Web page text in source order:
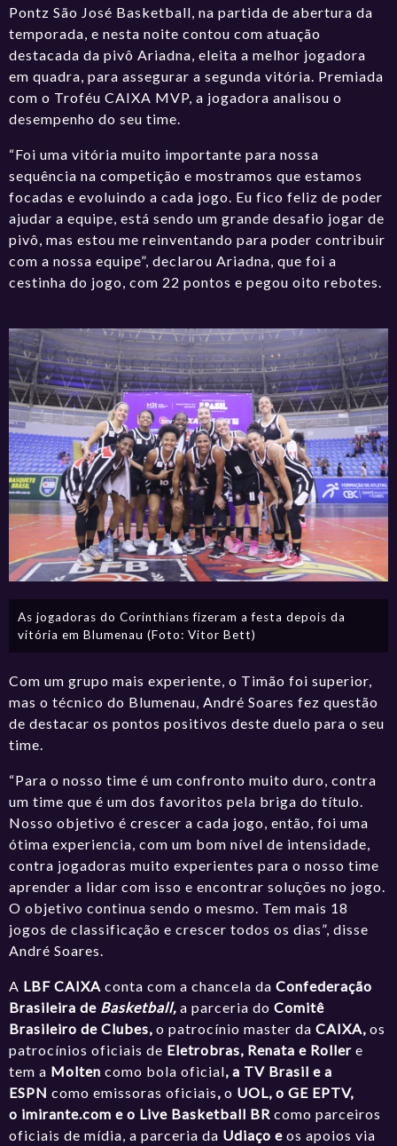
Pontz São José Basketball, na partida de abertura da
temporada, e nesta noite contou com atuação
destacada da pivô Ariadna, eleita a melhor jogadora
em quadra, para assegurar a segunda vitória. Premiada
com o Troféu CAIXA MVP, a jogadora analisou o
desempenho do seu time.
“Foi uma vitória muito importante para nossa
sequência na competição e mostramos que estamos
focadas e evoluindo a cada jogo. Eu fico feliz de poder
ajudar a equipe, está sendo um grande desafio jogar de
pivô, mas estou me reinventando para poder contribuir
com a nossa equipe”, declarou Ariadna, que foi a
cestinha do jogo, com 22 pontos e pegou oito rebotes.
As jogadoras do Corinthians fizeram a festa depois da
vitória em Blumenau (Foto: Vitor Bett)
Com um grupo mais experiente, o Timão foi superior,
mas o técnico do Blumenau, André Soares fez questão
de destacar os pontos positivos deste duelo para o seu
time.
“Para o nosso time é um confronto muito duro, contra
um time que é um dos favoritos pela briga do título.
Nosso objetivo é crescer a cada jogo, então, foi uma
ótima experiencia, com um bom nível de intensidade,
contra jogadoras muito experientes para o nosso time
aprender a lidar com isso e encontrar soluções no jogo.
O objetivo continua sendo o mesmo. Tem mais 18
jogos de classificação e crescer todos os dias”, disse
André Soares.
A LBF CAIXA conta com a chancela daConfederação
Brasileira de Basketball, a parceria doComitê
Brasileiro de Clubes,o patrocínio master daCAIXA,os
patrocínios oficiais de Eletrobras, Renata e Rollere
tem a Moltencomo bola oficial, a TV Brasil e a
ESPNcomo emissoras oficiais,o UOL, o GE EPTV,
o imirante.com e o Live Basketball BR como parceiros
oficiais de mídia, a parceria da Udiaço eos apoios via